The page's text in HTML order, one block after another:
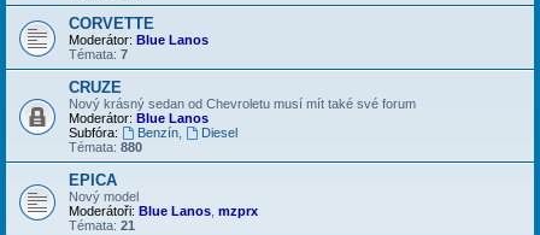
CORVETTE
Moderátor: Blue Lanos
Témata: 7
CRUZE
Nový krásný sedan od Chevroletu musí mít také své forum
Moderátor: Blue Lanos
Subfóra:
Benzín,
Diesel
Témata: 880
EPICA
Nový model
Moderátoři: Blue Lanos mzprx
Témata: 21